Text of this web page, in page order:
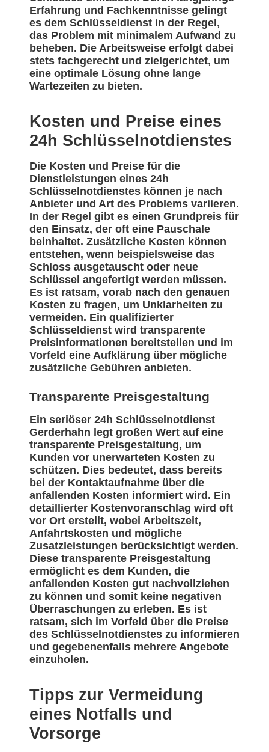
Erfahrung und Fachkenntnisse gelingt
es dem Schlüsseldienst in der Regel,
das Problem mit minimalem Aufwand zu
beheben. Die Arbeitsweise erfolgt dabei
stets fachgerecht und zielgerichtet, um
eine optimale Lösung ohne lange
Wartezeiten zu bieten.
Kosten und Preise eines
24h Schlüsselnotdienstes
Die Kosten und Preise für die
Dienstleistungen eines 24h
Schlüsselnotdienstes können je nach
Anbieter und Art des Problems variieren.
In der Regel gibt es einen Grundpreis für
den Einsatz, der oft eine Pauschale
beinhaltet. Zusätzliche Kosten können
entstehen, wenn beispielsweise das
Schloss ausgetauscht oder neue
Schlüssel angefertigt werden müssen.
Es ist ratsam, vorab nach den genauen
Kosten zu fragen, um Unklarheiten zu
vermeiden. Ein qualifizierter
Schlüsseldienst wird transparente
Preisinformationen bereitstellen und im
Vorfeld eine Aufklärung über mögliche
zusätzliche Gebühren anbieten.
Transparente Preisgestaltung
Ein seriöser 24h Schlüsselnotdienst
Gerderhahn legt großen Wert auf eine
transparente Preisgestaltung, um
Kunden vor unerwarteten Kosten zu
schützen. Dies bedeutet, dass bereits
bei der Kontaktaufnahme über die
anfallenden Kosten informiert wird. Ein
detaillierter Kostenvoranschlag wird oft
vor Ort erstellt, wobei Arbeitszeit,
Anfahrtskosten und mögliche
Zusatzleistungen berücksichtigt werden.
Diese transparente Preisgestaltung
ermöglicht es dem Kunden, die
anfallenden Kosten gut nachvollziehen
zu können und somit keine negativen
Überraschungen zu erleben. Es ist
ratsam, sich im Vorfeld über die Preise
des Schlüsselnotdienstes zu informieren
und gegebenenfalls mehrere Angebote
einzuholen.
Tipps zur Vermeidung
eines Notfalls und
Vorsorge